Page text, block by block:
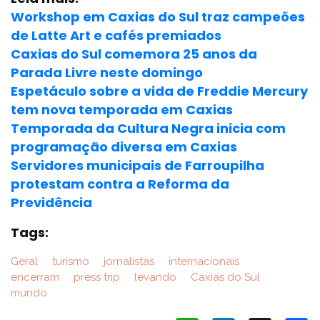
Workshop em Caxias do Sul traz campeões
de Latte Art e cafés premiados
Caxias do Sul comemora 25 anos da
Parada Livre neste domingo
Espetáculo sobre a vida de Freddie Mercury
tem nova temporada em Caxias
Temporada da Cultura Negra inicia com
programação diversa em Caxias
Servidores municipais de Farroupilha
protestam contra a Reforma da
Previdência
Tags:
Geral turismo jornalistas
internacionais
encerram
press trip levando
Caxias do Sul
mundo